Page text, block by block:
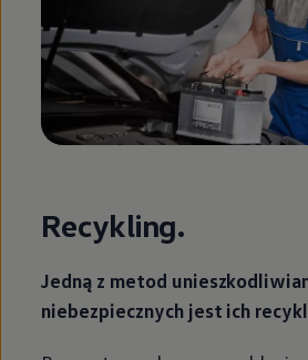
Recykling.
Jedną z metod
niebezpiecznych jest ich